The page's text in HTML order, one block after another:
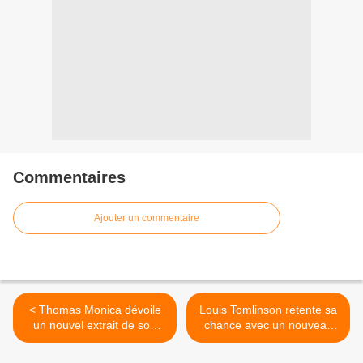
Commentaires
Ajouter un commentaire
< Thomas Monica dévoile
un nouvel extrait de son
premier album !
Louis Tomlinson retente sa
chance avec un nouveau
titre ! >